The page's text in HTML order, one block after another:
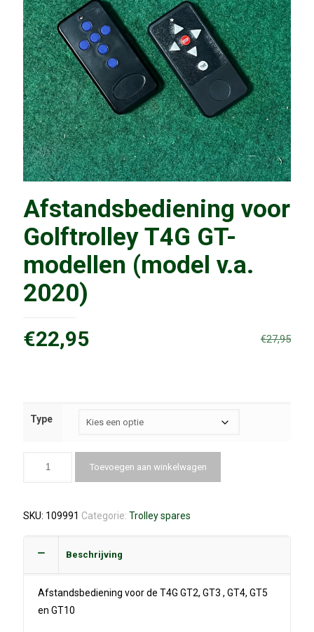
Afstandsbediening voor
Golftrolley T4G GT-
modellen (model v.a.
2020)
€27,95
Oorspronkelijke
€22,95Huidige
Type
Toevoegen aan winkelwagen
SKU: 109991 Categorie: Trolley spares
Beschrijving
Afstandsbediening voor de T4G GT2, GT3 , GT4, GT5
en GT10